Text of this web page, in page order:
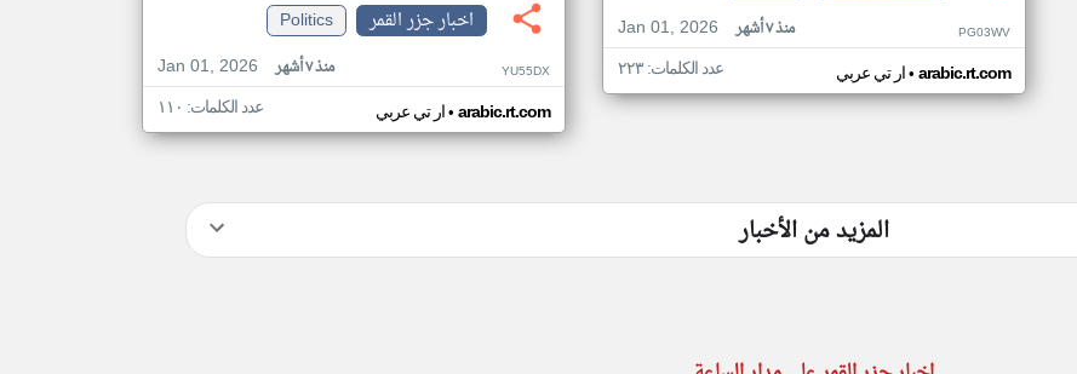
Jan 01, 2026
منذ ٧ أشهر PG03WV
ار تي عربي• arabic.rt.com عدد الكلمات: ٢٢٣
اخبار جزر القمر
Politics
Jan 01, 2026
منذ ٧ أشهر YU55DX
ار تي عربي• arabic.rt.com عدد الكلمات: ١١٠
المزيد من الأخبار